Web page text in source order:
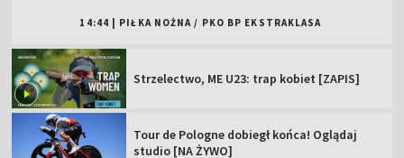
14:44 PIŁKA NOŻNA / PKO BP EKSTRAKLASA
Strzelectwo, ME U23: trap kobiet [ZAPIS]
Tour de Pologne dobiegł końca! Oglądaj
studio [NA ŻYWO]